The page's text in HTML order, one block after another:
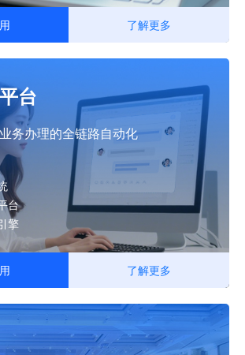
了解更多
台
务办理的全链路自动化
台
擎
了解更多